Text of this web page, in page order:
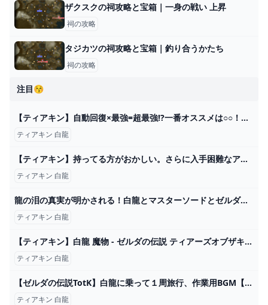
ザクスクの祠攻略と宝箱｜一身の戦い 上昇
祠の攻略
タジカツの祠攻略と宝箱｜釣り合うかたち
祠の攻略
注目😚
【ティアキン】自動回復×最強=超最強!?一番オススメは○○！近衛の大剣は...【ゼルダの伝説ティアーズオブザキングダム】【検証】 - YouTube
ティアキン 白龍
【ティアキン】持ってる方がおかしい。さらに入手困難なアイテム全種まとめ【コログ1000個】【祠152個】 - YouTube
ティアキン 白龍
龍の泪の真実が明かされる！白龍とマスターソードとゼルダ姫の願いpart20【ゼルダの伝説 ティアーズ オブ ザ キングダム】 - YouTube
ティアキン 白龍
【ティアキン】白龍 魔物 - ゼルダの伝説 ティアーズオブザキングダム 攻略Wiki ティアキン ： ヘイグ攻略まとめWiki
ティアキン 白龍
【ゼルダの伝説TotK】白龍に乗って１周旅行、作業用BGM【ティアーズオブザキングダム】 - YouTube
ティアキン 白龍